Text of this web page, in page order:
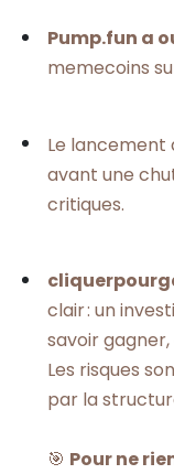
Pump.fun a
memecoins
Le lancement
avant une
critiques.
clair : un
savoir
Les risques
par la
🎯 Pour ne